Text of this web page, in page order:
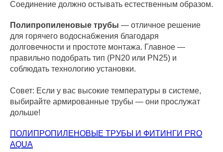
Соединение должно остывать естественным образом.
Полипропиленовые трубы — отличное решение
для горячего водоснабжения благодаря
долговечности и простоте монтажа. Главное —
правильно подобрать тип (PN20 или PN25) и
соблюдать технологию установки.
Совет: Если у вас высокие температуры в системе,
выбирайте армированные трубы — они прослужат
дольше!
ПОЛИПРОПИЛЕНОВЫЕ ТРУБЫ И ФИТИНГИ PRO
AQUA